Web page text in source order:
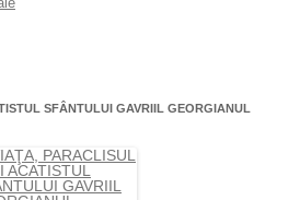
SFÂNTULUI GAVRIIL GEORGIANUL